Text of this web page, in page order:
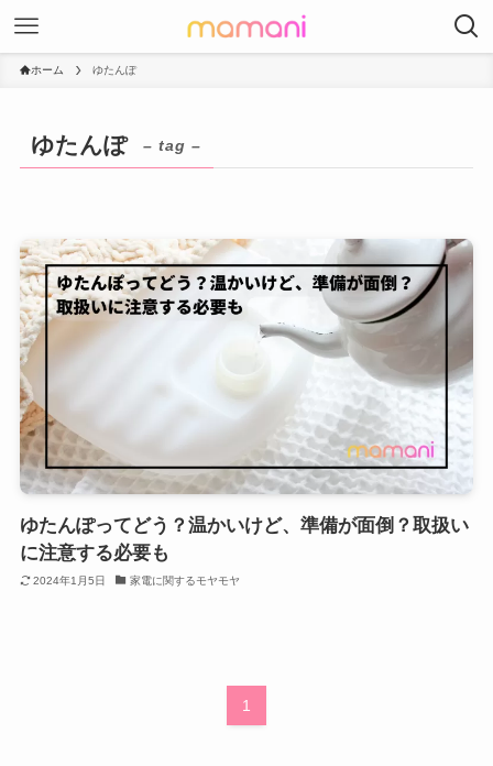
ホーム ゆたんぽ
ゆたんぽ – tag –
ゆたんぽってどう？温かいけど、準備が面倒？取扱い
に注意する必要も
2024年1月5日 家電に関するモヤモヤ
1